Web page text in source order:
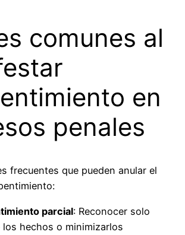
comunes al
en
penales
frecuentes que pueden anular el
parcial: Reconocer solo
los hechos o minimizarlos